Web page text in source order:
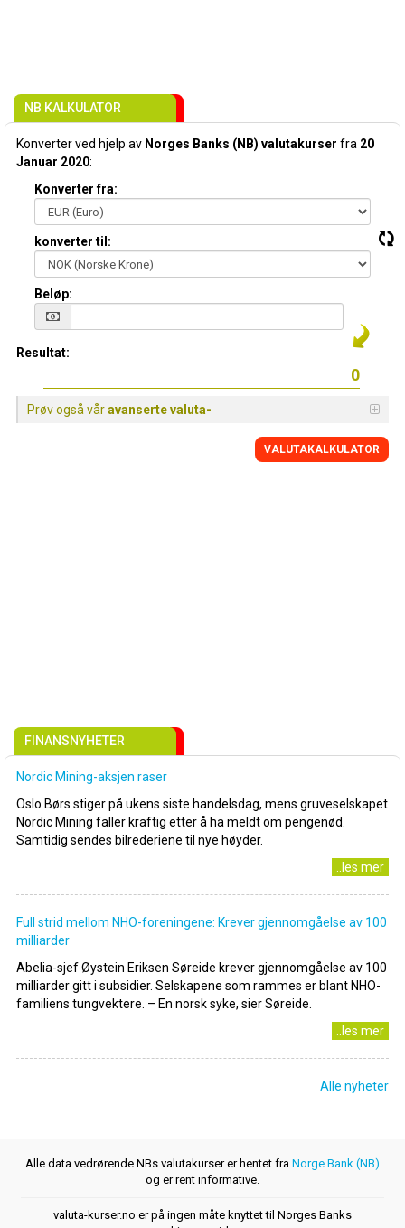
NB KALKULATOR
Konverter ved hjelp av Norges Banks (NB) valutakurser fra 20
Januar 2020:
Konverter fra:
konverter til:
Beløp:
Resultat:
Prøv også våravanserte valuta-
VALUTAKALKULATOR
FINANSNYHETER
Nordic Mining-aksjen raser
Oslo Børs stiger på ukens siste handelsdag, mens gruveselskapet
Nordic Mining faller kraftig etter å ha meldt om pengenød.
Samtidig sendes bilrederiene til nye høyder.
..les mer
Full strid mellom NHO-foreningene: Krever gjennomgåelse av 100
milliarder
Abelia-sjef Øystein Eriksen Søreide krever gjennomgåelse av 100
milliarder gitt i subsidier. Selskapene som rammes er blant NHO-
familiens tungvektere. – En norsk syke, sier Søreide.
..les mer
Alle nyheter
Alle data vedrørende NBs valutakurser er hentet fra Norge Bank (NB)
og er rent informative.
valuta-kurser.no er på ingen måte knyttet til Norges Banks